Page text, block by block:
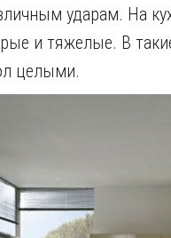
ударам. На
и тяжелые. В
целыми.